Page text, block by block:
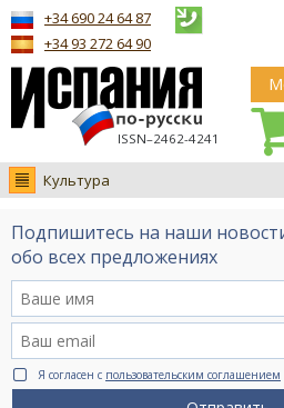
ISSN–2462-4241
+34 690 24 64 87
+34 93 272 64 90
Культура
Новости
Интервью
Видео Ruso.TV
BCN life
Сервис на немецком
Подпишитесь на наши
обо всех предложениях
Я согласен с пользовательским соглашением